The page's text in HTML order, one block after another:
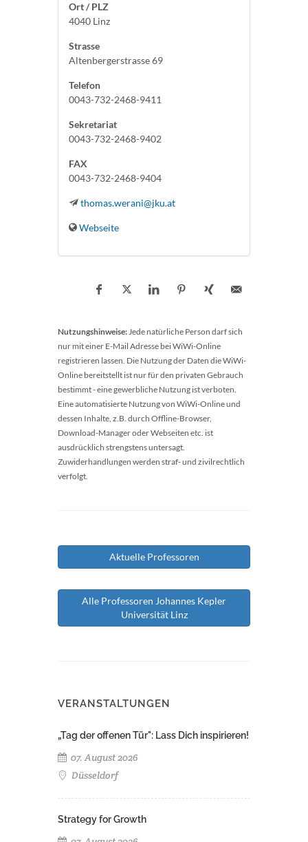
Ort / PLZ
4040 Linz
Strasse
Altenbergerstrasse 69
Telefon
0043-732-2468-9411
Sekretariat
0043-732-2468-9402
FAX
0043-732-2468-9404
thomas.werani@jku.at
Webseite
Nutzungshinweise:Jede natürliche Person darf sich
nur mit einer E-Mail Adresse bei WiWi-Online
registrieren lassen. Die Nutzung der Daten die WiWi-
Online bereitstellt ist nur für den privaten Gebrauch
bestimmt - eine gewerbliche Nutzung ist verboten.
Eine automatisierte Nutzung von WiWi-Online und
dessen Inhalte, z.B. durch Offline-Browser,
Download-Manager oder Webseiten etc. ist
ausdrücklich strengstens untersagt.
Zuwiderhandlungen werden straf- und zivilrechtlich
verfolgt.
Aktuelle Professoren
Alle Professoren Johannes Kepler
Universität Linz
VERANSTALTUNGEN
„Tag der offenen Tür": Lass Dich inspirieren!
07. August 2026
Düsseldorf
Strategy for Growth